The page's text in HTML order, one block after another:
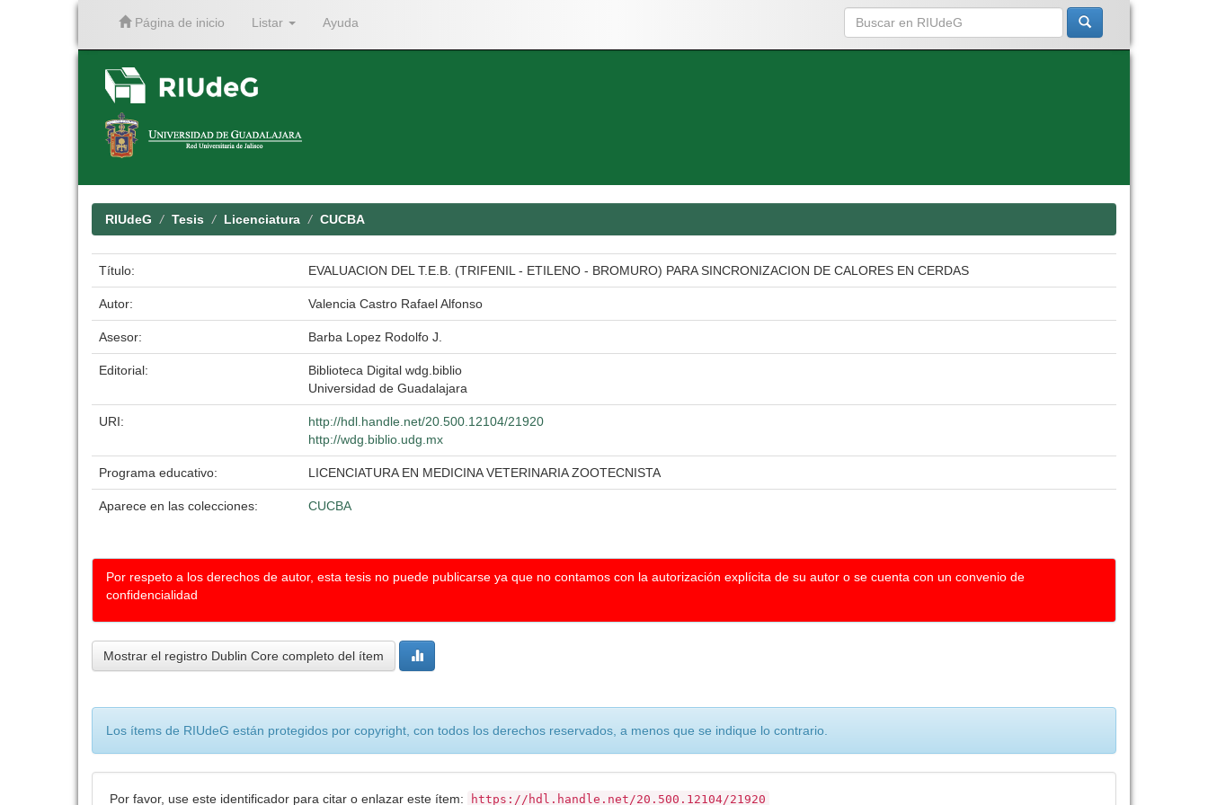
Página de inicio Listar Ayuda
RIUdeG Tesis Licenciatura CUCBA
Título: EVALUACION DEL T.E.B. (TRIFENIL - ETILENO - BROMURO) PARA SINCRONIZACION DE CALORES EN CERDAS
Autor: Valencia Castro Rafael Alfonso
Asesor: Barba Lopez Rodolfo J.
Editorial:
Biblioteca Digital wdg.biblio
Universidad de Guadalajara
URI:
http://hdl.handle.net/20.500.12104/21920
http://wdg.biblio.udg.mx
Programa educativo: LICENCIATURA EN MEDICINA VETERINARIA ZOOTECNISTA
Aparece en las colecciones: CUCBA
Por respeto a los derechos de autor, esta tesis no puede publicarse ya que no contamos con la autorización explícita de su autor o se cuenta con un convenio de
confidencialidad
Mostrar el registro Dublin Core completo del ítem
Los ítems de RIUdeG están protegidos por copyright, con todos los derechos reservados, a menos que se indique lo contrario.
Por favor, use este identificador para citar o enlazar este ítem: https://hdl.handle.net/20.500.12104/21920